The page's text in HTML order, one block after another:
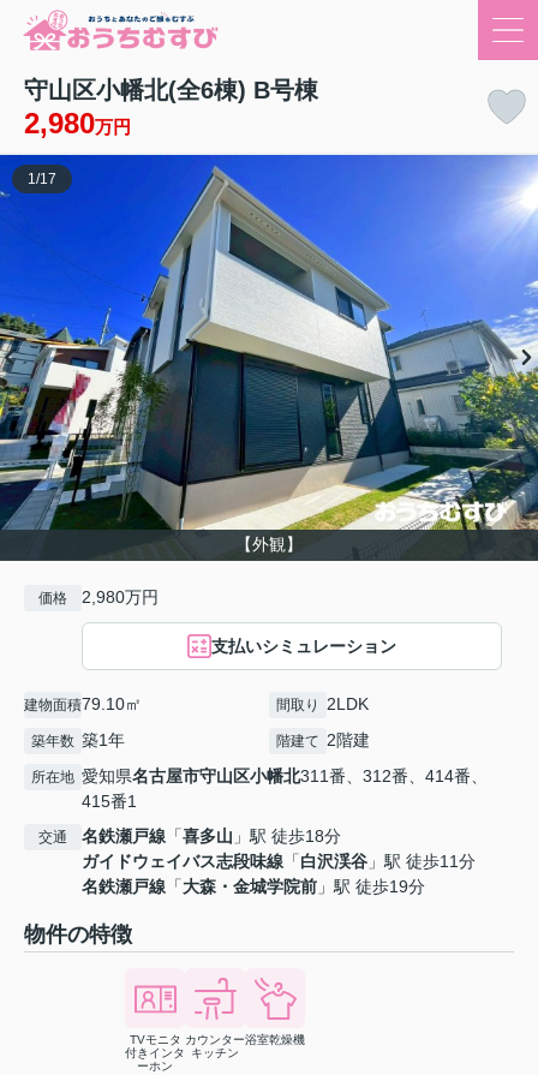
守山区小幡北(全6棟) B号棟
2,980万円
【外観】
1/17
価格 2,980万円
支払いシミュレーション
建物面積79.10㎡ 間取り 2LDK
築年数 築1年 階建て 2階建
所在地 愛知県名古屋市守山区小幡北311番、312番、414番、
415番1
交通 名鉄瀬戸線 「喜多山 」駅 徒歩18分
ガイドウェイバス志段味線 「白沢渓谷 」駅 徒歩11分
名鉄瀬戸線 「大森・金城学院前 」駅 徒歩19分
物件の特徴
TVモニタ
付きインタ
ーホン
カウンター
キッチン
浴室乾燥機